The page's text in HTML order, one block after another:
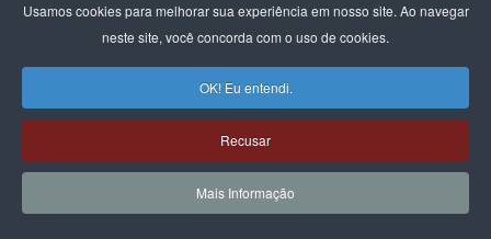
Usamos cookies para melhorar sua experiência em nosso site. Ao navegar
neste site, você concorda com o uso de cookies.
OK! Eu entendi.
Recusar
Mais Informação